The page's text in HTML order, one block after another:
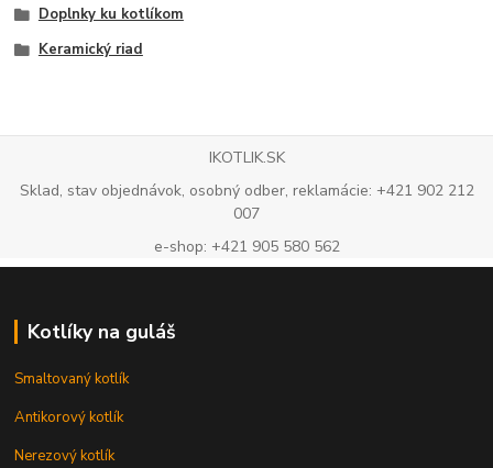
Doplnky ku kotlíkom
Keramický riad
IKOTLIK.SK
Sklad, stav objednávok, osobný odber, reklamácie: +421 902 212
007
e-shop: +421 905 580 562
Kotlíky na guláš
Smaltovaný kotlík
Antikorový kotlík
Nerezový kotlík